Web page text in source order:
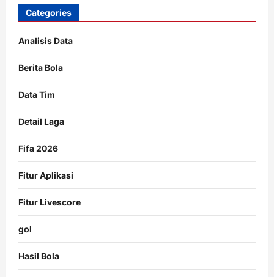
Categories
Analisis Data
Berita Bola
Data Tim
Detail Laga
Fifa 2026
Fitur Aplikasi
Fitur Livescore
gol
Hasil Bola